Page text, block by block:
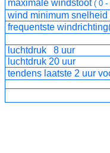
maximale windstoot ( 0 -
wind minimum snelheid
frequentste
luchtdruk 8 uur
luchtdruk 20 uur
tendens laatste 2 uur